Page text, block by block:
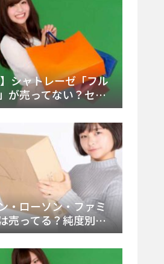
】シャトレーゼ「フル
が売ってない？セブ
理由と代替アイスを
・ローソン・ファミ
売ってる？純度別お
場所を徹底まとめ